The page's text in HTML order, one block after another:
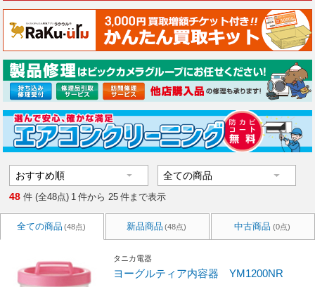
48 件 (全48点) 1 件から 25 件まで表示
全ての商品 (48点) 新品商品 (48点) 中古商品 (0点)
タニカ電器
ヨーグルティア内容器 YM1200NR